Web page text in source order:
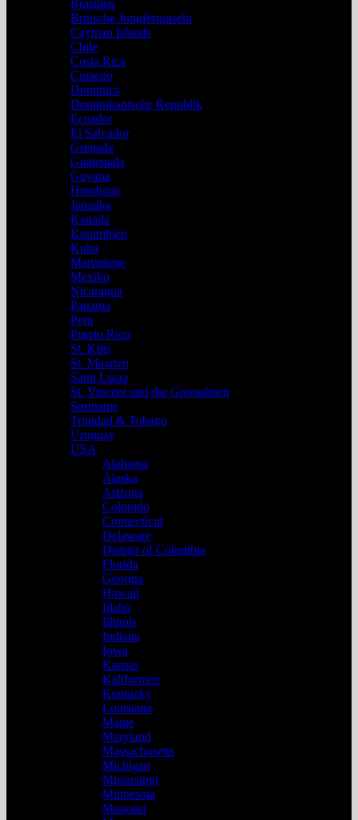
Brasilien
Britische Jungferninseln
Cayman Islands
Chile
Costa Rica
Curacao
Dominica
Dominikanische Republik
Ecuador
El Salvador
Grenada
Guatemala
Guyana
Honduras
Jamaika
Kanada
Kolumbien
Kuba
Martinique
Mexiko
Nicaragua
Panama
Peru
Puerto Rico
St. Kitts
St. Maarten
Saint Lucia
St. Vincent und die Grenadinen
Suriname
Trinidad & Tobago
Uruguay
USA
Alabama
Alaska
Arizona
Colorado
Connecticut
Delaware
District of Columbia
Florida
Georgia
Hawaii
Idaho
Illinois
Indiana
Iowa
Kansas
Kalifornien
Kentucky
Louisiana
Maine
Maryland
Massachusetts
Michigan
Mississippi
Minnesota
Missouri